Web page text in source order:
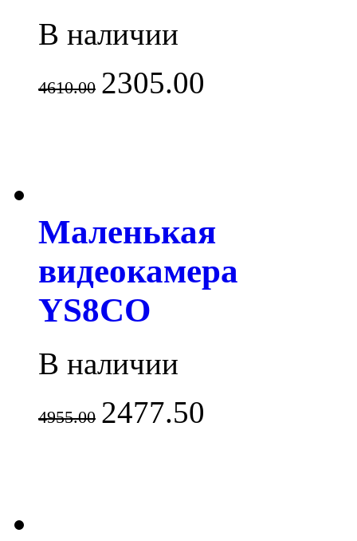
В наличии
4610.00 2305.00
Маленькая
видеокамера
YS8CO
В наличии
4955.00 2477.50